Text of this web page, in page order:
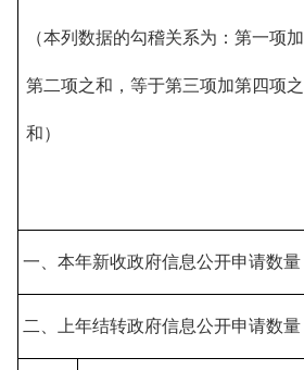
（本列数据的勾稽关系为：第一项加
第二项之和，等于第三项加第四项之
和）
一、本年新收政府信息公开申请数量
二、上年结转政府信息公开申请数量